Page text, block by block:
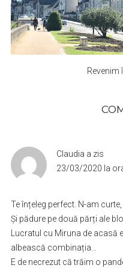
Revenim
Claudia a zis
23/03/2020 la
Te înțeleg perfect. N-am
Și pădure pe două părți ale
Lucratul cu Miruna de acasă
albească combinația…
E de necrezut că trăim o